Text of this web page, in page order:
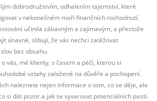
dobrodružstvím, odhalením tajemství, které
v nekonečném moři finančních rozhodnutí.
učinila zábavným a zajímavým, a přestože
únavné, slibuji, že vás nechci zatěžovat
bez obsahu.
vás, mé klienty, s časem a péčí, kterou si
vztahy založené na důvěře a pochopení.
naleznete nejen informace o tom, co se děje, ale
si dát pozor a jak se vyvarovat potenciálních pastí.